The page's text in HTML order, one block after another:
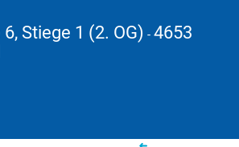
Stiege 1 (2. OG) - 4653